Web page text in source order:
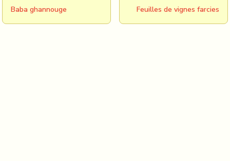
Baba ghannouge Feuilles de vignes farcies